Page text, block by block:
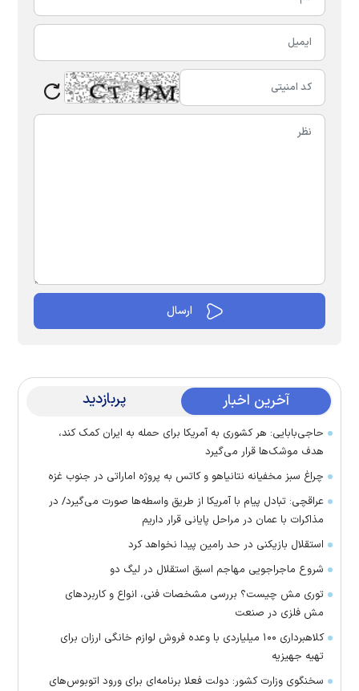
آخرین اخبار پربازدید
حاجی‌بابایی: هر کشوری به آمریکا برای حمله به ایران کمک کند،
هدف موشک‌ها قرار می‌گیرد
چراغ سبز مخفیانه نتانیاهو و کاتس به پروژه اماراتی در جنوب غزه
عراقچی: تبادل پیام با آمریکا از طریق واسطه‌ها صورت می‌گیرد/ در
مذاکرات با عمان در مراحل پایانی قرار داریم
استقلال بازیکنی در حد رامین پیدا نخواهد کرد
شروع ماجراجویی مهاجم اسبق استقلال در لیگ دو
توری مش چیست؟ بررسی مشخصات فنی، انواع و کاربردهای
مش فلزی در صنعت
کلاهبرداری ۱۰۰ میلیاردی با وعده فروش لوازم خانگی ارزان برای
تهیه جهیزیه
سخنگوی وزارت کشور: دولت فعلا برنامه‌ای برای ورود اتوبوس‌های